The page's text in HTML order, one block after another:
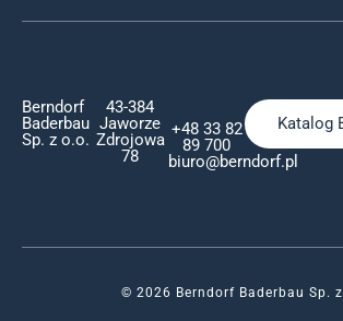
Berndorf
Baderbau
Sp. z o.o.
43-384
Jaworze
Zdrojowa
78
+48 33 82
89 700
biuro@berndorf.pl
Katalog
© 2026 Berndorf Baderbau Sp.